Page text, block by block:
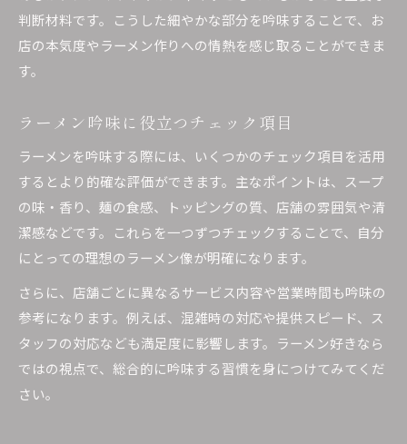
判断材料です。こうした細やかな部分を吟味することで、お
店の本気度やラーメン作りへの情熱を感じ取ることができま
す。
ラーメン吟味に役立つチェック項目
ラーメンを吟味する際には、いくつかのチェック項目を活用
するとより的確な評価ができます。主なポイントは、スープ
の味・香り、麺の食感、トッピングの質、店舗の雰囲気や清
潔感などです。これらを一つずつチェックすることで、自分
にとっての理想のラーメン像が明確になります。
さらに、店舗ごとに異なるサービス内容や営業時間も吟味の
参考になります。例えば、混雑時の対応や提供スピード、ス
タッフの対応なども満足度に影響します。ラーメン好きなら
ではの視点で、総合的に吟味する習慣を身につけてみてくだ
さい。